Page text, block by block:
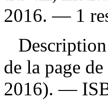
2016. — 1
Description
de la page
2016). —